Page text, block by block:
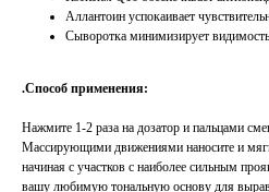
Аллантоин успокаивает
Сыворотка минимизирует
.Способ применения:
Нажмите 1-2 раза на дозатор и пальцами
Массирующими движениями наносите и
начиная с участков с наиболее сильным
вашу любимую тональную основу для